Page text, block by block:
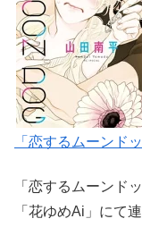
「恋するムーンド
「恋するムーンド
「花ゆめAi」にて